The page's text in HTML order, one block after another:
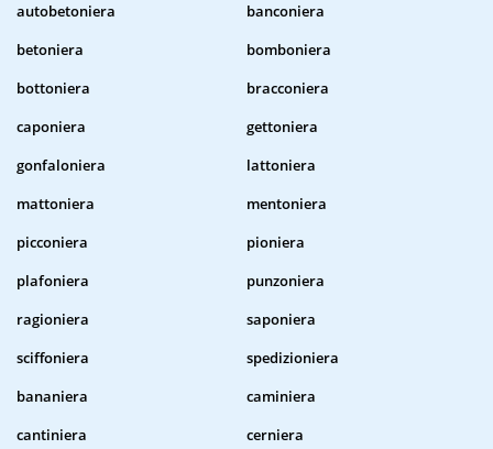
autobetoniera
banconiera
betoniera
bomboniera
bottoniera
bracconiera
caponiera
gettoniera
gonfaloniera
lattoniera
mattoniera
mentoniera
picconiera
pioniera
plafoniera
punzoniera
ragioniera
saponiera
sciffoniera
spedizioniera
bananiera
caminiera
cantiniera
cerniera